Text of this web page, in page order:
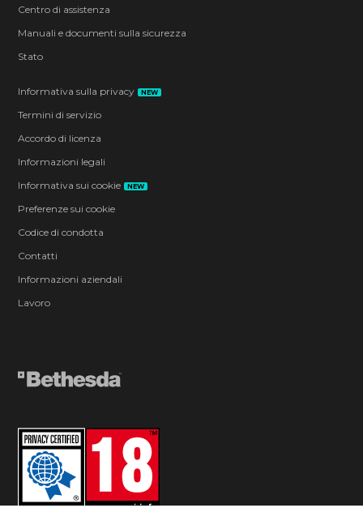
Centro di assistenza
Manuali e documenti sulla sicurezza
Stato
Informativa sulla privacy NEW
Termini di servizio
Accordo di licenza
Informazioni legali
Informativa sui cookie
NEW
Preferenze sui cookie
Codice di condotta
Contatti
Informazioni aziendali
Lavoro